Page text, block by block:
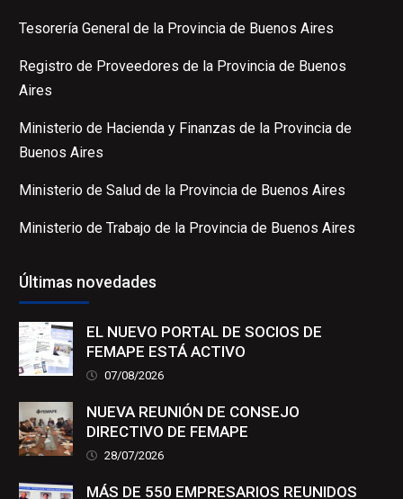
Tesorería General de la Provincia de Buenos Aires
Registro de Proveedores de la Provincia de Buenos
Aires
Ministerio de Hacienda y Finanzas de la Provincia de
Buenos Aires
Ministerio de Salud de la Provincia de Buenos Aires
Ministerio de Trabajo de la Provincia de Buenos Aires
Últimas novedades
EL NUEVO PORTAL DE SOCIOS DE
FEMAPE ESTÁ ACTIVO
07/08/2026
NUEVA REUNIÓN DE CONSEJO
DIRECTIVO DE FEMAPE
28/07/2026
MÁS DE 550 EMPRESARIOS REUNIDOS